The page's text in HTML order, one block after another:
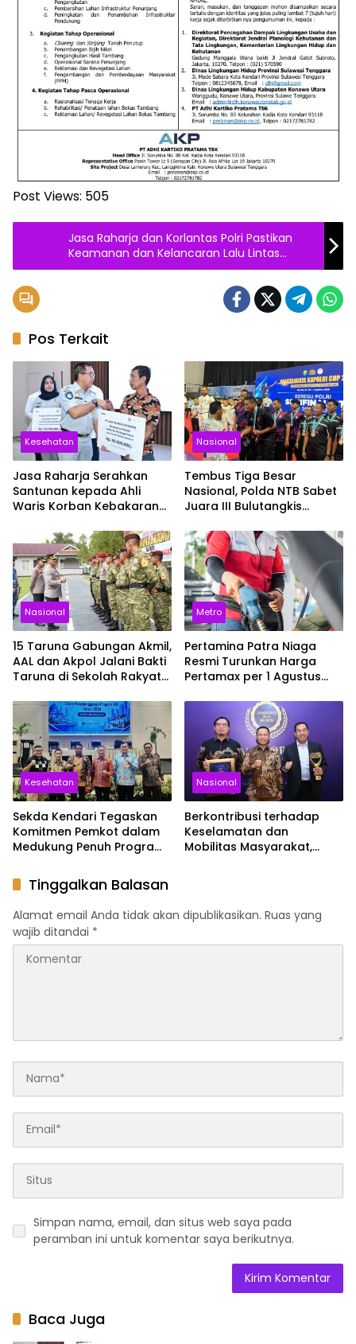
Post Views: 505
Jasa Raharja dan Korlantas Polri Pastikan
Keamanan dan Kelancaran Lalu Lintas
Jelang Nataru
Pos Terkait
Kesehatan
Jasa Raharja Serahkan
Santunan kepada Ahli
Waris Korban Kebakaran
Nasional
Tembus Tiga Besar
Nasional, Polda NTB Sabet
Juara III Bulutangkis
Nasional
15 Taruna Gabungan Akmil,
AAL dan Akpol Jalani Bakti
Taruna di Sekolah Rakyat
Metro
Pertamina Patra Niaga
Resmi Turunkan Harga
Pertamax per 1 Agustus
Sekarang
Kesehatan
Sekda Kendari Tegaskan
Komitmen Pemkot dalam
Medukung Penuh Program
Nasional
Berkontribusi terhadap
Keselamatan dan
Mobilitas Masyarakat,
Awards 2026
Tinggalkan Balasan
Alamat email Anda tidak akan dipublikasikan. Ruas yang
wajib ditandai *
Simpan nama, email, dan situs web saya pada
peramban ini untuk komentar saya berikutnya.
Baca Juga